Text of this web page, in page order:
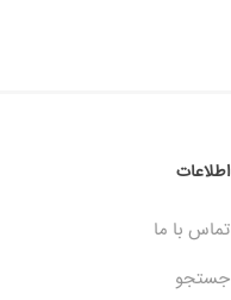
اطلاعات
تماس با ما
جستجو